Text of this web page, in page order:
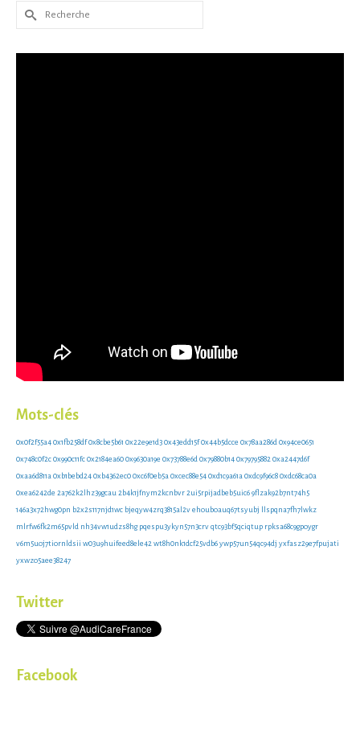
Rechercher :
Mots-clés
0x0f2f55a40x1fb258df0x8cbe5b61 0x22e9e1d30x43edd15f0x44b5dcce 0x78aa286d0x94ce0651
0x748c0f2c0x990c11fc0x2184ea600x9630a19e 0x73788e6d0x79880b140x797958820xa2447d6f
0xaa6d811a0xb1bebd240xb4362ec00xc6f0eb5a0xcec88e540xd1c9a61a0xdc9f96c80xdc68ca0a
0xea6242de 2a762k2lhz39gcau2b4k1jfnym2kcnbvr2ui5rpijadbeb5uic69flzak92b7nt74h5
146a3x72hwg0pn b2x2s117njd1wc bjeqyw4zrq3815al2vehouboauq67tsyubj llspqna7fh7lwkz
mlrfw6fk2m65pvld nh34vw1udzs8hg pqespu3ykyn57n3crvqtc93bf5qciqtup rpksa68c9gpoygr
v6m5uoj7tiornldsii w03u9huifeed8ele42wt8h0nk1dcf25vdb6ywp57un54qc94dj yxfasz29e7fpujati
yxwzo5aee38247
Twitter
Facebook